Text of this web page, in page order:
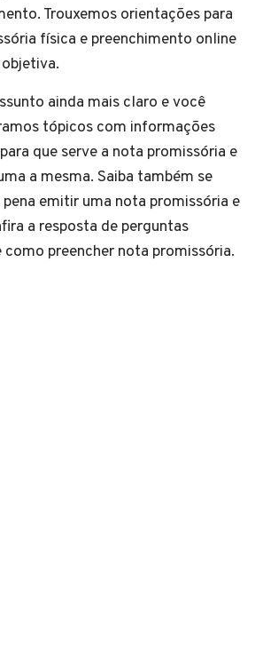
Trouxemos orientações para
física e preenchimento online
ainda mais claro e você
tópicos com informações
que serve a nota promissória e
a mesma. Saiba também se
emitir uma nota promissória e
a resposta de perguntas
preencher nota promissória.